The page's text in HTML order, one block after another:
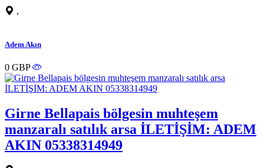
,
Adem Akın
0 GBP
Girne Bellapais bölgesin muhteşem
manzaralı satılık arsa İLETİŞİM: ADEM
AKIN 05338314949